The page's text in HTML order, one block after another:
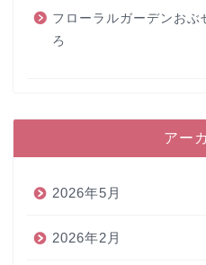
フローラルガーデンお
ろ
アー
2026年5月
2026年2月